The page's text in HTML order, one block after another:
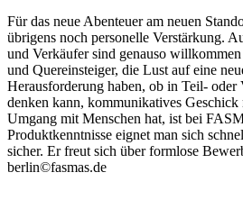
Für das neue Abenteuer am neuen
übrigens noch personelle Verstärkung.
und Verkäufer sind genauso
und Quereinsteiger, die Lust auf eine
Herausforderung haben, ob in Teil-
denken kann, kommunikatives
Umgang mit Menschen hat, ist bei
Produktkenntnisse eignet man sich
sicher. Er freut sich über formlose
berlin©fasmas.de